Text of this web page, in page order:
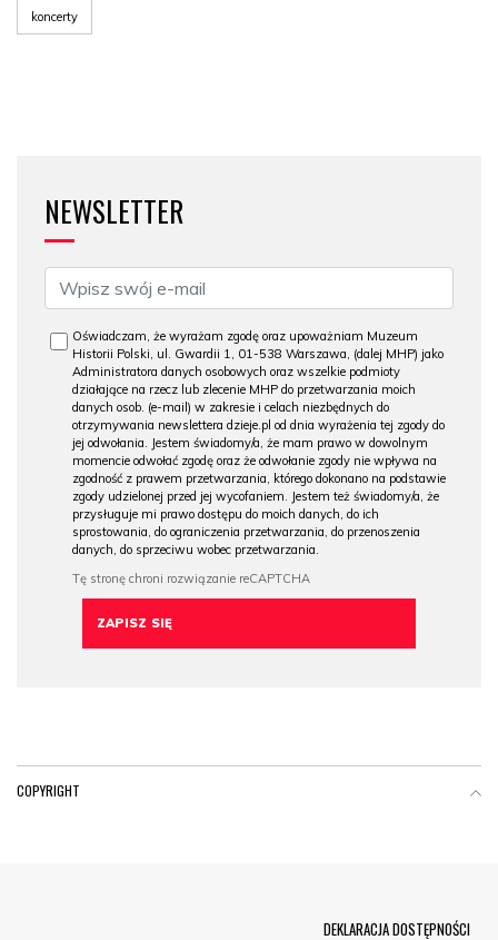
koncerty
NEWSLETTER
Oświadczam, że wyrażam zgodę oraz upoważniam Muzeum
Historii Polski, ul. Gwardii 1, 01-538 Warszawa, (dalej MHP) jako
Administratora danych osobowych oraz wszelkie podmioty
działające na rzecz lub zlecenie MHP do przetwarzania moich
danych osob. (e-mail) w zakresie i celach niezbędnych do
otrzymywania newslettera dzieje.pl od dnia wyrażenia tej zgody do
jej odwołania. Jestem świadomy/a, że mam prawo w dowolnym
momencie odwołać zgodę oraz że odwołanie zgody nie wpływa na
zgodność z prawem przetwarzania, którego dokonano na podstawie
zgody udzielonej przed jej wycofaniem. Jestem też świadomy/a, że
przysługuje mi prawo dostępu do moich danych, do ich
sprostowania, do ograniczenia przetwarzania, do przenoszenia
danych, do sprzeciwu wobec przetwarzania.
COPYRIGHT
DEKLARACJA DOSTĘPNOŚCI